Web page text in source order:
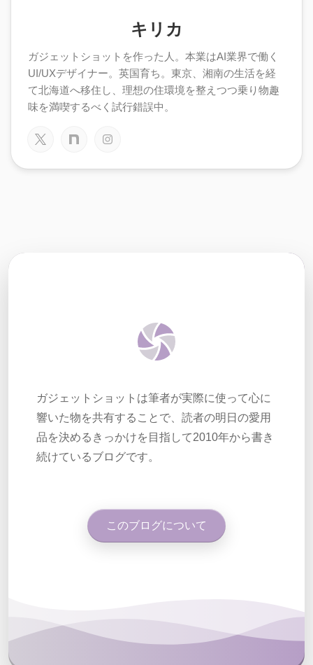
キリカ
ガジェットショットを作った人。本業はAI業界で働く
UI/UXデザイナー。英国育ち。東京、湘南の生活を経
て北海道へ移住し、理想の住環境を整えつつ乗り物趣
味を満喫するべく試行錯誤中。
ガジェットショットは筆者が実際に使って心に
響いた物を共有することで、読者の明日の愛用
品を決めるきっかけを目指して2010年から書き
続けているブログです。
このブログについて